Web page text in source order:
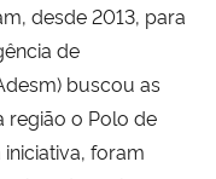
desde 2013, para
de
buscou as
região o Polo de
foram